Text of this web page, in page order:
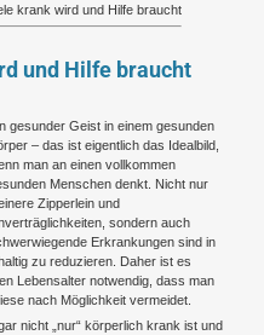
krank wird und Hilfe braucht
und Hilfe braucht
gesunder Geist in einem gesunden
– das ist eigentlich das Idealbild,
man an einen vollkommen
Menschen denkt. Nicht nur
Zipperlein und
sondern auch
Erkrankungen sind in
zu reduzieren. Daher ist es
Lebensalter notwendig, dass man
nach Möglichkeit vermeidet.
nicht „nur“ körperlich krank ist und